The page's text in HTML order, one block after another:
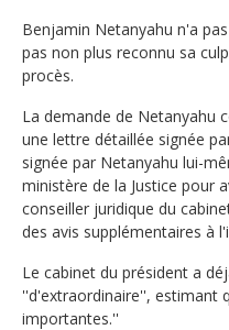
Benjamin Netanyahu n'a
pas non plus reconnu sa
procès.
La demande de Netanyahu
une lettre détaillée signée
signée par Netanyahu lui-
ministère de la Justice pour
conseiller juridique du
des avis supplémentaires à
Le cabinet du président a
''d'extraordinaire'', estimant
importantes.''